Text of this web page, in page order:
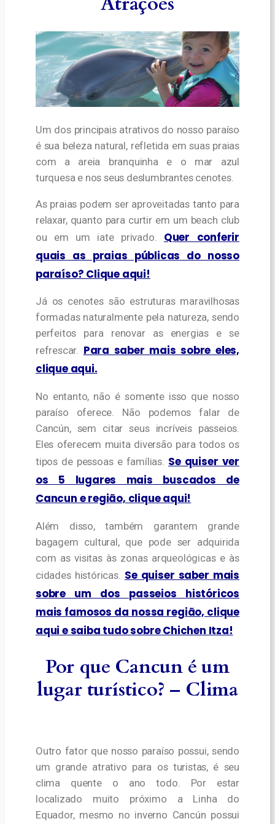
Um dos principais atrativos do nosso paraíso
é sua beleza natural, refletida em suas praias
com a areia branquinha e o mar azul
turquesa e nos seus deslumbrantes cenotes.
As praias podem ser aproveitadas tanto para
relaxar, quanto para curtir em um beach club
ou em um iate privado. Quer conferir
quais as praias públicas do nosso
paraíso? Clique aqui!
Já os cenotes são estruturas maravilhosas
formadas naturalmente pela natureza, sendo
perfeitos para renovar as energias e se
refrescar. Para saber mais sobre eles,
clique aqui.
No entanto, não é somente isso que nosso
paraíso oferece. Não podemos falar de
Cancún, sem citar seus incríveis passeios.
Eles oferecem muita diversão para todos os
tipos de pessoas e famílias. Se quiser ver
os 5 lugares mais buscados de
Cancun e região, clique aqui!
Além disso, também garantem grande
bagagem cultural, que pode ser adquirida
com as visitas às zonas arqueológicas e às
cidades históricas. Se quiser saber mais
sobre um dos passeios históricos
mais famosos da nossa região, clique
aqui e saiba tudo sobre Chichen Itza!
Por que Cancun é um
lugar turístico? – Clima
Outro fator que nosso paraíso possui, sendo
um grande atrativo para os turistas, é seu
clima quente o ano todo. Por estar
localizado muito próximo a Linha do
Equador, mesmo no inverno Cancún possui